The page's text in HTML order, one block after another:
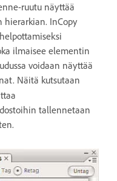
ruutu näyttää
InCopy
ilmaisee elementin
voidaan näyttää
Näitä kutsutaan
tallennetaan